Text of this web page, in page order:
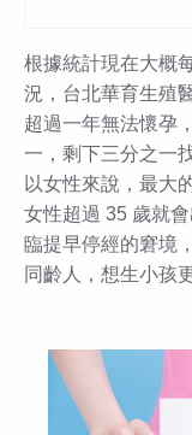
根據統計現在大概
況，台北華育生殖
超過一年無法懷孕
一，剩下三分之一
以女性來說，最大
女性超過 35 歲就
臨提早停經的窘境
同齡人，想生小孩